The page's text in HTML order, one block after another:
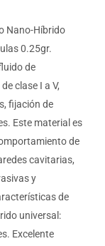
Nano-Híbrido
0.25gr.
de
clase I a V,
fijación de
Este material es
de
cavitarias,
y
de
universal:
Excelente